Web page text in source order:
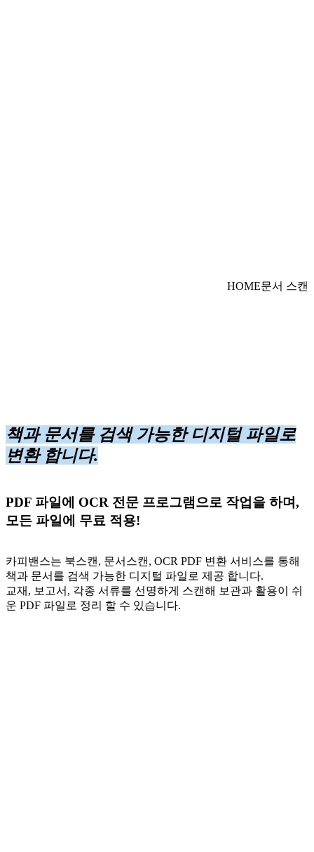
HOME문서 스캔
책과 문서를 검색 가능한 디지털 파일로
변환 합니다.
PDF 파일에 OCR 전문 프로그램으로 작업을 하며,
모든 파일에 무료 적용!
카피밴스는 북스캔, 문서스캔, OCR PDF 변환 서비스를 통해
책과 문서를 검색 가능한 디지털 파일로 제공 합니다.
교재, 보고서, 각종 서류를 선명하게 스캔해 보관과 활용이 쉬
운 PDF 파일로 정리 할 수 있습니다.